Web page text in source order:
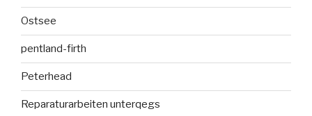
Ostsee
pentland-firth
Peterhead
Reparaturarbeiten unterqegs